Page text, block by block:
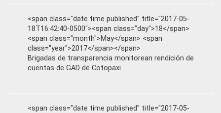
<span class="date time published" title="2017-05-
18T16:42:40-0500"><span class="day">18</span>
<span class="month">May</span> <span
class="year">2017</span></span>
Brigadas de transparencia monitorean rendición de
cuentas de GAD de Cotopaxi
<span class="date time published" title="2017-05-